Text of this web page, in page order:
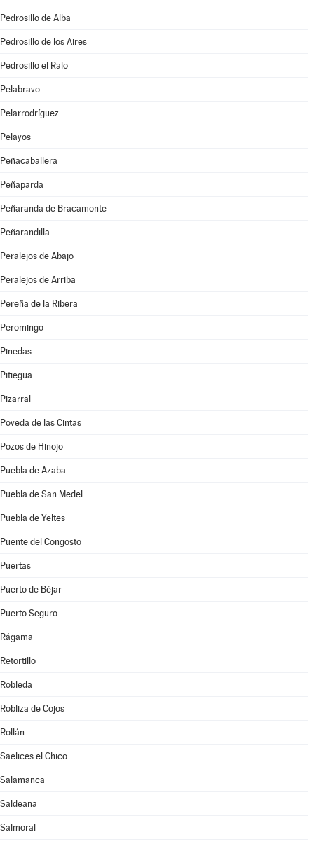
Pedrosillo de Alba
Pedrosillo de los Aires
Pedrosillo el Ralo
Pelabravo
Pelarrodríguez
Pelayos
Peñacaballera
Peñaparda
Peñaranda de Bracamonte
Peñarandilla
Peralejos de Abajo
Peralejos de Arriba
Pereña de la Ribera
Peromingo
Pinedas
Pitiegua
Pizarral
Poveda de las Cintas
Pozos de Hinojo
Puebla de Azaba
Puebla de San Medel
Puebla de Yeltes
Puente del Congosto
Puertas
Puerto de Béjar
Puerto Seguro
Rágama
Retortillo
Robleda
Robliza de Cojos
Rollán
Saelices el Chico
Salamanca
Saldeana
Salmoral